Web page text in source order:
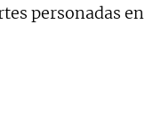
personadas en